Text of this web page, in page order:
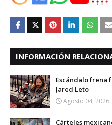
INFORMACIÓN
Escándalo frena
Jared Leto
Agosto 04, 2026
Cárteles